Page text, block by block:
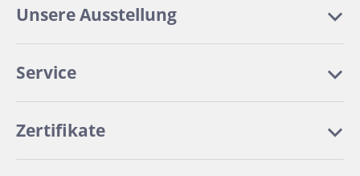
Unsere Ausstellung
Service
Zertifikate